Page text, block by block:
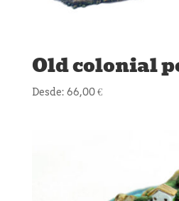
Old colonial
Desde: 66,00€